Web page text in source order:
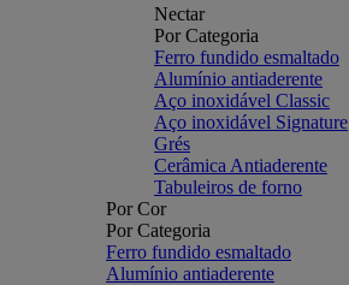
Nectar
Por Categoria
Ferro fundido esmaltado
Alumínio antiaderente
Aço inoxidável Classic
Aço inoxidável Signature
Grés
Cerâmica Antiaderente
Tabuleiros de forno
Por Cor
Por Categoria
Ferro fundido esmaltado
Alumínio antiaderente